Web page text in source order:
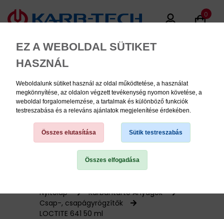
EZ A WEBOLDAL SÜTIKET
HASZNÁL
Weboldalunk sütiket használ az oldal működtetése, a használat
megkönnyítése, az oldalon végzett tevékenység nyomon követése, a
weboldal forgalomelemzése, a tartalmak és különböző funkciók
testreszabása és a releváns ajánlatok megjelenítése érdekében.
Összes elutasítása Sütik testreszabás
Összes elfogadása
0
MENU
KÉZISZERSZÁMOK
Termékinformációk
Nyitólap
Karbantartó Anyagok
Csap-, csapágyrögzítők
LOCTITE 641 50 ml